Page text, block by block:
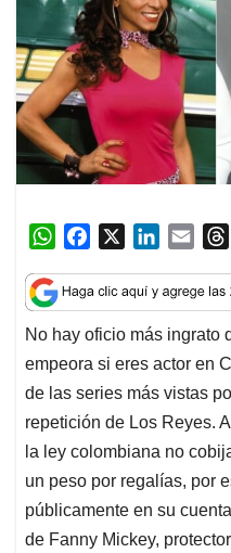
W
a
t
s
A
p
p
c
e
b
o
o
k
n
k
e
d
I
n
a
i
l
No hay oficio más ingrato
empeora si eres actor en
de las series más vistas
repetición de Los Reyes.
la ley colombiana no
un peso por regalías, por
públicamente en su
de Fanny Mickey,